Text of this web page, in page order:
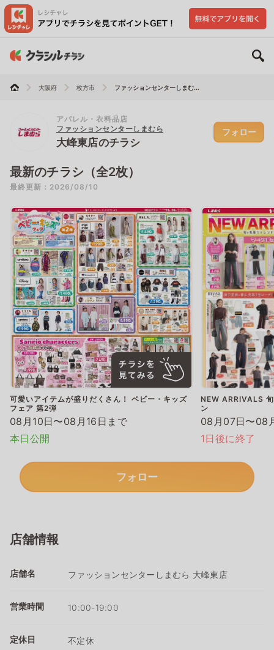
大阪府 枚方市 ファッションセンターしまむ...
アパレル・衣料品店
ファッションセンターしまむら
大峰東店のチラシ
フォロー
最新のチラシ（全2枚）
最終更新：2026/08/10
可愛いアイテムが盛りだくさん！ ベビー・キッズ
フェア 第2弾
08月10日〜08月16日まで
本日公開
NEW ARRIVALS
ン
08月07日〜08
1日後に終了
フォロー
店舗情報
店舗名 ファッションセンターしまむら 大峰東店
営業時間 10:00-19:00
定休日 不定休